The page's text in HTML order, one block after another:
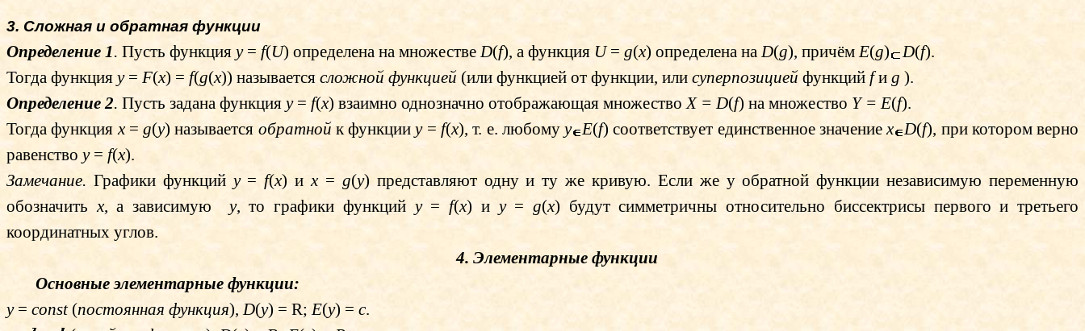
3. Сложная и обратная функции
Определение 1. Пусть функция y = f(U) определена на множестве D(f), а функция U= g(x) определена на D(g), причём E(g) D(f).
Тогда функция y = F(x) = f(g(x)) называется сложной функцией (или функцией от функции, или суперпозицией функций fи g ).
Определение 2. Пусть задана функция y = f(x) взаимно однозначно отображающая множество X = D(f) на множество Y = E(f).
Тогда функция x =g(y) называется обратной к функцииy = f(x), т. е. любомуy E(f) соответствует единственное значениеx D(f), при котором верно
равенство y = f(x).
Замечание. Графики функций y = f(x) иx = g(y) представляют одну и ту же кривую. Если же у обратной функции независимую переменную
обозначить x, а зависимую y, то графики функций y = f(x) и y = g(x) будут симметричны относительно биссектрисы первого и третьего
координатных углов.
4. Элементарные функции
Основные элементарные функции:
y = const (постоянная функция), D(y) = R; E(y) = c.